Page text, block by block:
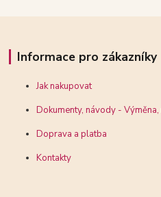
Informace pro zákazníky
Jak nakupovat
Dokumenty, návody - Výměna,
Doprava a platba
Kontakty